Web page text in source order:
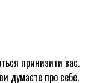
принизити вас.
думаєте про себе.